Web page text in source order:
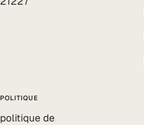
POLITIQUE
politique de